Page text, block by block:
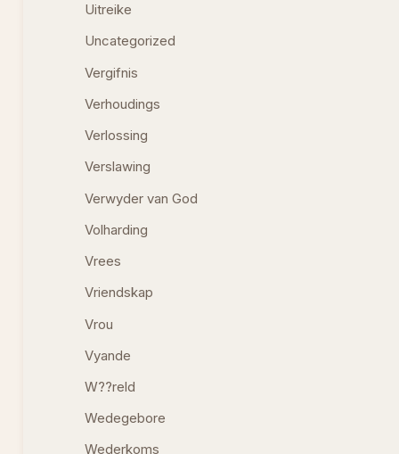
Uitreike
Uncategorized
Vergifnis
Verhoudings
Verlossing
Verslawing
Verwyder van God
Volharding
Vrees
Vriendskap
Vrou
Vyande
W??reld
Wedegebore
Wederkoms